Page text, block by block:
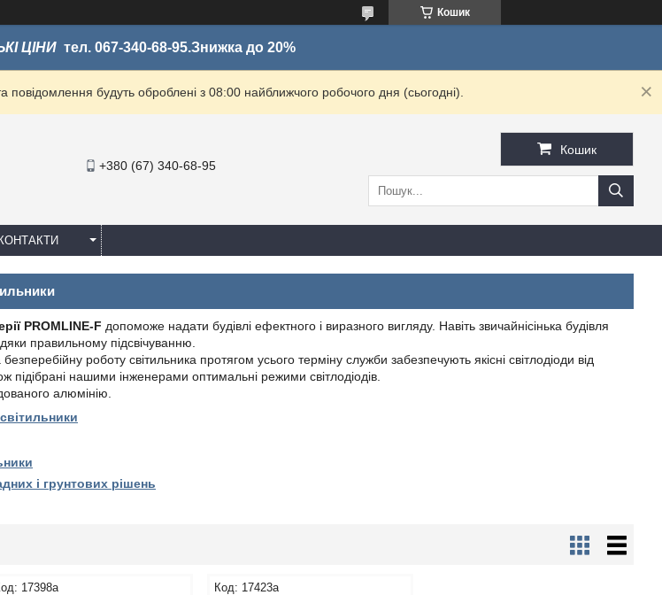
Кошик
ЦІНИ тел. 067-340-68-95.Знижка до 20%
будуть оброблені з 08:00 найближчого робочого дня (сьогодні).
+380 (67) 340-68-95
Кошик
КОНТАКТИ
PROMLINE-F допоможе надати будівлі ефектного і виразного вигляду. Навіть звичайнісінька будівля
правильному підсвічуванню.
роботу світильника протягом усього терміну служби забезпечують якісні світлодіоди від
підібрані нашими інженерами оптимальні режими світлодіодів.
алюмінію.
і грунтових рішень
17398а 17423а